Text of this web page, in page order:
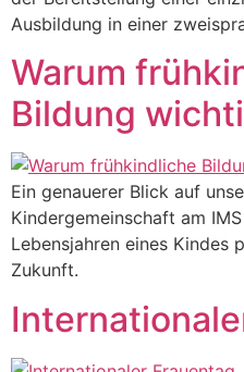
Ausbildung in einer
Warum
Bildung
Ein genauerer Blick auf
Kindergemeinschaft am
Lebensjahren eines Kindes
Zukunft.